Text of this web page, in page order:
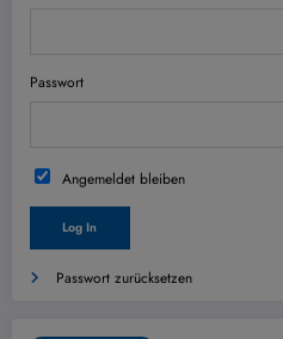
Passwort
Angemeldet bleiben
Passwort zurücksetzen